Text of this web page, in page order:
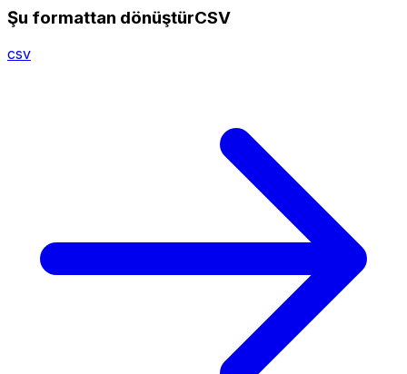
Şu formattan dönüştürCSV
csv